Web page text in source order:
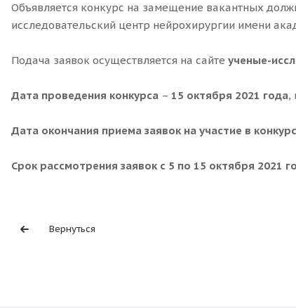
Объявляется конкурс на замещение вакантных
исследовательский центр нейрохирургии имени
Подача заявок осуществляется на сайте ученые-
Дата проведения конкурса – 15 октября 2021 года,
Дата окончания приема заявок на участие в
Срок рассмотрения заявок с 5 по 15 октября 2021
Вернуться